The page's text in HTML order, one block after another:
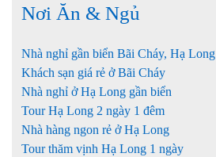
Nơi Ăn & Ngủ
Nhà nghỉ gần biển Bãi Cháy, Hạ Long
Khách sạn giá rẻ ở Bãi Cháy
Nhà nghỉ ở Hạ Long gần biển
Tour Hạ Long 2 ngày 1 đêm
Nhà hàng ngon rẻ ở Hạ Long
Tour thăm vịnh Hạ Long 1 ngày